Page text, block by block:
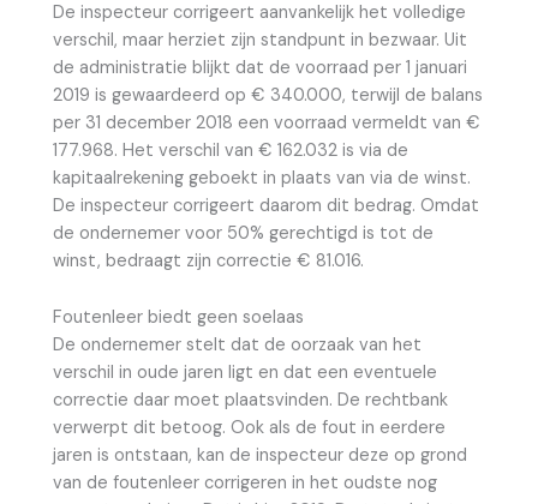
De inspecteur corrigeert aanvankelijk het volledige
verschil, maar herziet zijn standpunt in bezwaar. Uit
de administratie blijkt dat de voorraad per 1 januari
2019 is gewaardeerd op € 340.000, terwijl de balans
per 31 december 2018 een voorraad vermeldt van €
177.968. Het verschil van € 162.032 is via de
kapitaalrekening geboekt in plaats van via de winst.
De inspecteur corrigeert daarom dit bedrag. Omdat
de ondernemer voor 50% gerechtigd is tot de
winst, bedraagt zijn correctie € 81.016.
Foutenleer biedt geen soelaas
De ondernemer stelt dat de oorzaak van het
verschil in oude jaren ligt en dat een eventuele
correctie daar moet plaatsvinden. De rechtbank
verwerpt dit betoog. Ook als de fout in eerdere
jaren is ontstaan, kan de inspecteur deze op grond
van de foutenleer corrigeren in het oudste nog